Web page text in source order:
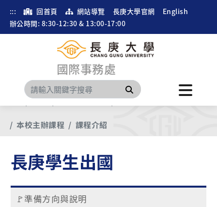
::: 回首頁 網站導覽 長庚大學官網
English
辦公時間: 8:30-12:30 & 13:00-17:00
國際事務處
搜尋
選單 長庚學生出國
國外寒暑假短期課程
本校主辦課程
課程介紹
長庚學生出國
🚩準備方向與說明